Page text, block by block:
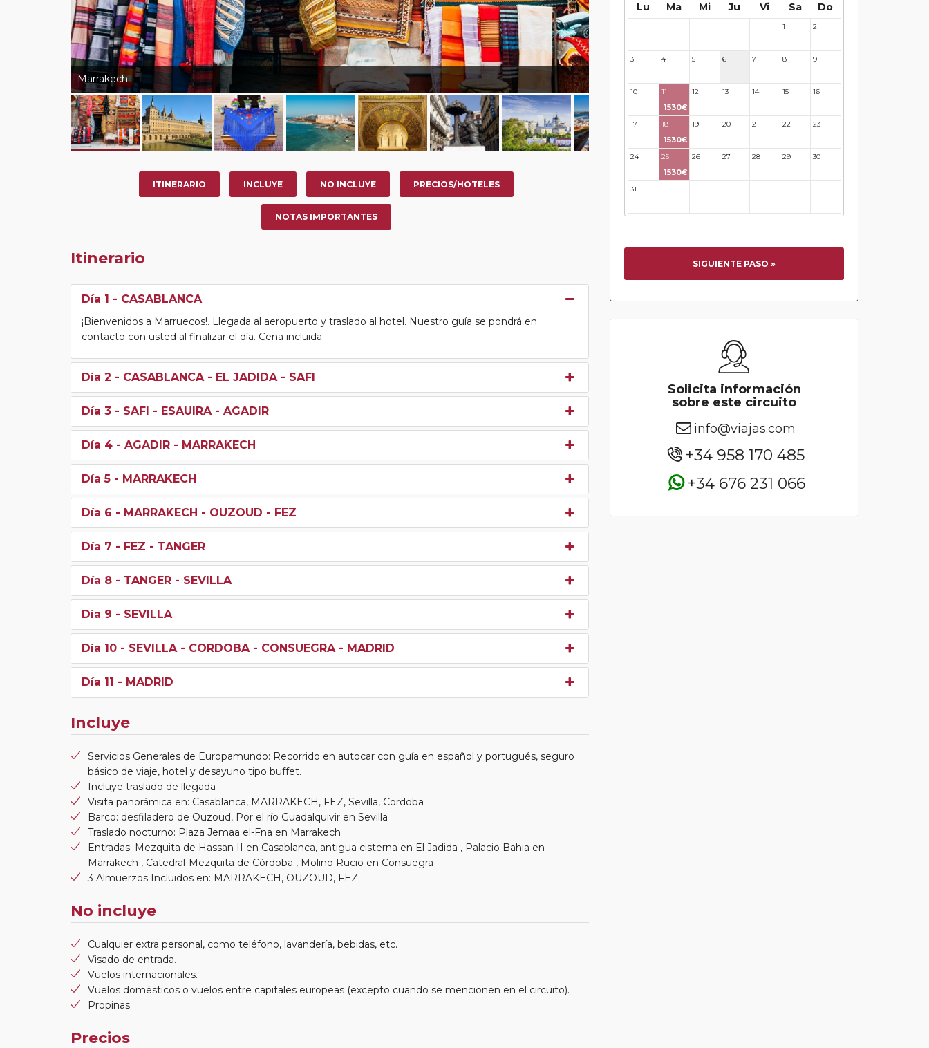
Marrakech
ITINERARIO INCLUYE NO INCLUYE PRECIOS/HOTELES
NOTAS IMPORTANTES
Itinerario
Día 1 - CASABLANCA
¡Bienvenidos a Marruecos!. Llegada al aeropuerto y traslado al hotel. Nuestro guía se pondrá en
contacto con usted al finalizar el día. Cena incluida.
Día 2 - CASABLANCA - EL JADIDA - SAFI
Día 3 - SAFI - ESAUIRA - AGADIR
Día 4 - AGADIR - MARRAKECH
Día 5 - MARRAKECH
Día 6 - MARRAKECH - OUZOUD - FEZ
Día 7 - FEZ - TANGER
Día 8 - TANGER - SEVILLA
Día 9 - SEVILLA
Día 10 - SEVILLA - CORDOBA - CONSUEGRA - MADRID
Día 11 - MADRID
Incluye
Servicios Generales de Europamundo: Recorrido en autocar con guía en español y portugués, seguro
básico de viaje, hotel y desayuno tipo buffet.
Incluye traslado de llegada
Visita panorámica en: Casablanca, MARRAKECH, FEZ, Sevilla, Cordoba
Barco: desfiladero de Ouzoud, Por el río Guadalquivir en Sevilla
Traslado nocturno: Plaza Jemaa el-Fna en Marrakech
Entradas: Mezquita de Hassan II en Casablanca, antigua cisterna en El Jadida , Palacio Bahia en
Marrakech , Catedral-Mezquita de Córdoba , Molino Rucio en Consuegra
3 Almuerzos Incluidos en: MARRAKECH, OUZOUD, FEZ
No incluye
Cualquier extra personal, como teléfono, lavandería, bebidas, etc.
Visado de entrada.
Vuelos internacionales.
Vuelos domésticos o vuelos entre capitales europeas (excepto cuando se mencionen en el circuito).
Propinas.
Precios
Lu Ma Mi Ju Vi Sa Do
1 2
3 4 5 6 7 8 9
10 11
1530€
12 13 14 15 16
17 18
1530€
19 20 21 22 23
24 25
1530€
26 27 28 29 30
31
SIGUIENTE PASO »
Solicita información
sobre este circuito
info@viajas.com
+34 958 170 485
+34 676 231 066